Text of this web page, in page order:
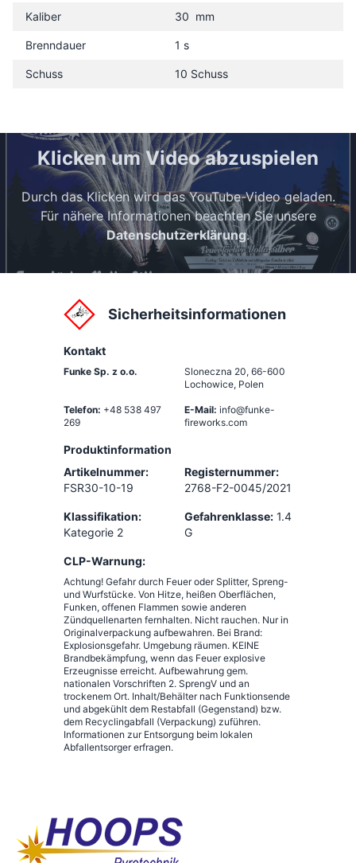
Kaliber 30 mm
Brenndauer 1 s
Schuss 10 Schuss
Klicken um Video abzuspielen
Durch das Klicken wird das YouTube-Video geladen.
Für nähere Informationen beachten Sie unsere
Datenschutzerklärung.
Sicherheitsinformationen
Kontakt
Funke Sp. z o.o. Sloneczna 20, 66-600
Lochowice, Polen
Telefon: +48 538 497
269
E-Mail: info@funke-
fireworks.com
Produktinformation
Artikelnummer:
FSR30-10-19
Registernummer:
2768-F2-0045/2021
Klassifikation:
Kategorie 2
Gefahrenklasse: 1.4
G
CLP-Warnung:
Achtung! Gefahr durch Feuer oder Splitter, Spreng-
und Wurfstücke. Von Hitze, heißen Oberflächen,
Funken, offenen Flammen sowie anderen
Zündquellenarten fernhalten. Nicht rauchen. Nur in
Originalverpackung aufbewahren. Bei Brand:
Explosionsgefahr. Umgebung räumen. KEINE
Brandbekämpfung, wenn das Feuer explosive
Erzeugnisse erreicht. Aufbewahrung gem.
nationalen Vorschriften 2. SprengV und an
trockenem Ort. Inhalt/Behälter nach Funktionsende
und abgekühlt dem Restabfall (Gegenstand) bzw.
dem Recyclingabfall (Verpackung) zuführen.
Informationen zur Entsorgung beim lokalen
Abfallentsorger erfragen.